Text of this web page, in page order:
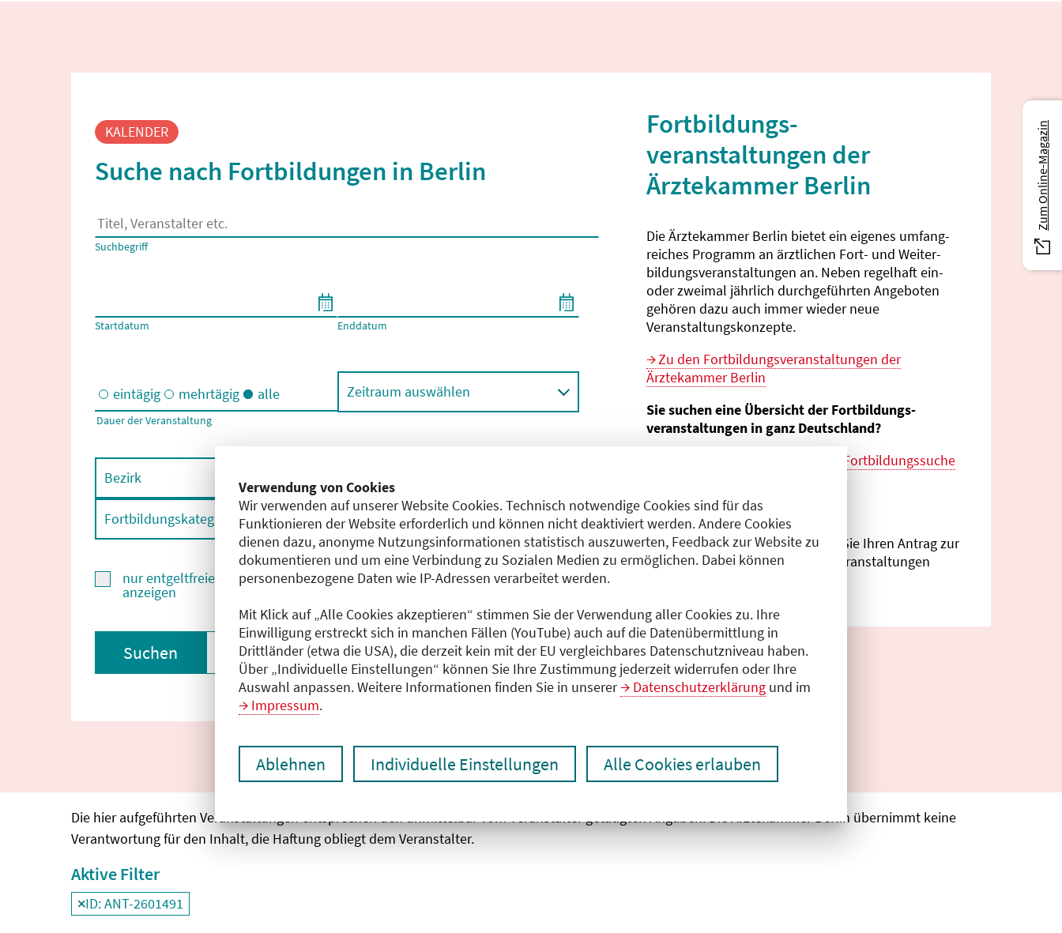
Verwendung von Cookies
Wir verwenden auf unserer Website Cookies. Technisch notwendige Cookies sind für das
Funktionieren der Website erforderlich und können nicht deaktiviert werden. Andere Cookies
dienen dazu, anonyme Nutzungsinformationen statistisch auszuwerten, Feedback zur Website zu
dokumentieren und um eine Verbindung zu Sozialen Medien zu ermöglichen. Dabei können
personenbezogene Daten wie IP-Adressen verarbeitet werden.
Mit Klick auf „Alle Cookies akzeptieren“ stimmen Sie der Verwendung aller Cookies zu. Ihre
Einwilligung erstreckt sich in manchen Fällen (YouTube) auch auf die Datenübermittlung in
Drittländer (etwa die USA), die derzeit kein mit der EU vergleichbares Datenschutzniveau haben.
Über „Individuelle Einstellungen“ können Sie Ihre Zustimmung jederzeit widerrufen oder Ihre
Auswahl anpassen. Weitere Informationen finden Sie in unserer
Datenschutzerklärung und im
Impressum.
Ablehnen Individuelle Einstellungen Alle Cookies erlauben
KALENDER
Suche nach Fortbildungen in Berlin
Es erscheinen Suchvorschläge, wenn mindestens 2 Zeichen eingegeben wurden.
Suchbegriff
Startdatum Enddatum
Eintägige und/oder mehrtägige Veranstaltungen
eintägig mehrtägig alle
Dauer der Veranstaltung
Zeitraum auswählen
Bezirk
Fortbildungskategorie Fachgebiet
nur entgeltfreie Fortbildungen
anzeigen
Suchen Filter zurücksetzen Ergebnisse drucken
Fortbildungs­
veranstaltungen der
Ärztekammer Berlin
Die Ärztekammer Berlin bietet ein eigenes umfang­
reiches Programm an ärztlichen Fort- und Weiter­
bildungs­veranstaltungen an. Neben regelhaft ein-
oder zweimal jährlich durch­geführten Angeboten
gehören dazu auch immer wieder neue
Veranstaltungs­konzepte.
Zu den Fortbildungs­veranstaltungen der
Ärztekammer Berlin
Sie suchen eine Übersicht der Fortbildungs­
veranstaltungen in ganz Deutschland?
bundes­weiten Fortbildungs­suche
Sie sind Veranstalter?
Im
CME-Antragsportalkönnen Sie Ihren Antrag zur
Anerkennung von Fortbildungs­veranstaltungen
Die hier aufgeführten Veranstaltungen entsprechen den unmittelbar vom Veranstalter getätigten Angaben. Die Ärztekammer Berlin übernimmt keine
Verantwortung für den Inhalt, die Haftung obliegt dem Veranstalter.
Aktive Filter
Filter
ID: ANT-2601491
deaktivieren und Suchergebnisse neu laden
Zum Online-Magazin